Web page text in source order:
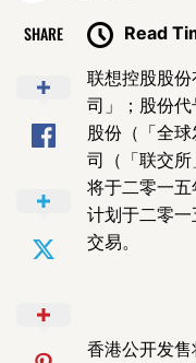
SHARE Read
联想控股股
司」；股份代
股份（「全
司（「联交
将于二零一
计划于二零
交易。
香港公开发